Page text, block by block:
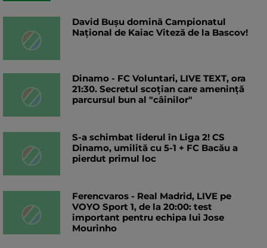
David Bușu domină Campionatul
Național de Kaiac Viteză de la Bascov!
Dinamo - FC Voluntari, LIVE TEXT, ora
21:30. Secretul scoțian care amenință
parcursul bun al "câinilor"
S-a schimbat liderul în Liga 2! CS
Dinamo, umilită cu 5-1 + FC Bacău a
pierdut primul loc
Ferencvaros - Real Madrid, LIVE pe
VOYO Sport 1, de la 20:00: test
important pentru echipa lui Jose
Mourinho